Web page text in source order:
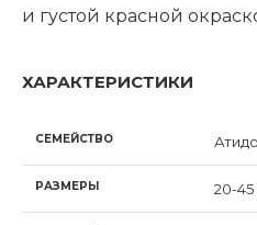
и густой красной
ХАРАКТЕРИСТИКИ
СЕМЕЙСТВО
РАЗМЕРЫ 20-